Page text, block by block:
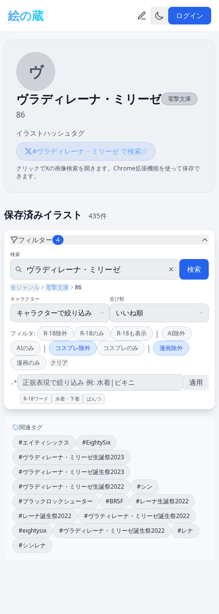
絵の蔵 ログイン
ヴ
ヴラディレーナ・ミリーゼ 電撃文庫
86
イラストハッシュタグ
#ヴラディレーナ・ミリーゼ で検索
クリックでXの画像検索を開きます。Chrome拡張機能を使って保存で
きます。
保存済みイラスト 435件
フィルター 4
検索
検索
全ジャンル 電撃文庫 86
キャラクター 並び順
フィルタ: R-18除外 R-18のみ R-18も表示 |
AI除外
AIのみ
| コスプレ除外 コスプレのみ |
漫画除外
漫画のみ
クリア
.* 適用
R-18ワード 水着・下着 ぱんつ
関連タグ
#エイティシックス
#EightySix
#ヴラディレーナ・ミリーゼ生誕祭2023
#ヴラディレーナ・ミリーゼ誕生祭2023
#ヴラディレーナ・ミリーゼ生誕祭2022
#シン
#ブラックロックシューター
#BRSF
#レーナ生誕祭2022
#レーナ誕生祭2022
#ヴラティレーナ・ミリーゼ誕生祭2022
#eightysix
#ヴラディレーナ・ミリーゼ誕生祭2022
#レナ
#シンレナ